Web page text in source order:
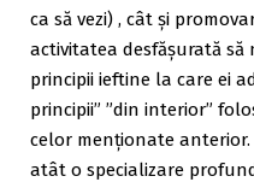
ca să vezi) , cât și
activitatea desfășurată
principii ieftine la care ei
principii” ”din interior”
celor menționate
atât o specializare